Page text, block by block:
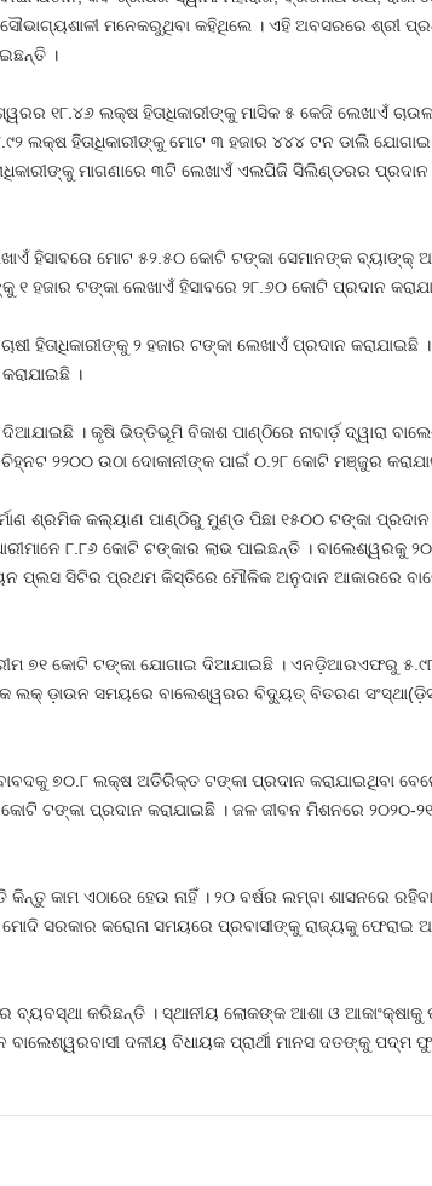
ମନେକରୁଥିବା କହିଥିଲେ । ଏହି ଅବସରରେ ଶ୍ରୀ
।
୧୮.୪୬ ଲକ୍ଷ ହିତାଧିକାରୀଙ୍କୁ ମାସିକ ୫ କେଜି ଲେଖାଏଁ
ଲକ୍ଷ ହିତାଧିକାରୀଙ୍କୁ ମୋଟ ୩ ହଜାର ୪୪୪ ଟନ ଡାଲି ଯୋଗାଇ
ମାଗଣାରେ ୩ଟି ଲେଖାଏଁ ଏଲପିଜି ସିଲିଣ୍ଡରର ପ୍ରଦାନ
ହିସାବରେ ମୋଟ ୫୨.୫୦ କୋଟି ଟଙ୍କା ସେମାନଙ୍କ ବ୍ୟାଙ୍କ୍
୧ ହଜାର ଟଙ୍କା ଲେଖାଏଁ ହିସାବରେ ୨୮.୬୦ କୋଟି ପ୍ରଦାନ
ହିତାଧିକାରୀଙ୍କୁ ୨ ହଜାର ଟଙ୍କା ଲେଖାଏଁ ପ୍ରଦାନ
।
। କୃଷି ଭିତ୍ତିଭୂମି ବିକାଶ ପାଣ୍ଠିରେ ନାବାର୍ଡ଼ ଦ୍ୱାରା
୨୨୦୦ ଉଠା ଦୋକାନୀଙ୍କ ପାଇଁ ୦.୨୮ କୋଟି ମଞ୍ଜୁର
ଶ୍ରମିକ କଲ୍ୟାଣ ପାଣ୍ଠିରୁ ମୁଣ୍ଡ ପିଛା ୧୫୦୦ ଟଙ୍କା ପ୍ରଦାନ
୮.୮୬ କୋଟି ଟଙ୍କାର ଲାଭ ପାଇଛନ୍ତି । ବାଲେଶ୍ୱରକୁ
ପ୍ଲସ ସିଟିର ପ୍ରଥମ କିସ୍ତିରେ ମୌଳିକ ଅନୁଦାନ ଆକାରରେ
୭୧ କୋଟି ଟଙ୍କା ଯୋଗାଇ ଦିଆଯାଇଛି । ଏନଡ଼ିଆରଏଫରୁ
ଡ଼ାଉନ ସମୟରେ ବାଲେଶ୍ୱରର ବିଦ୍ୟୁତ୍ ବିତରଣ
୭୦.୮ ଲକ୍ଷ ଅତିରିକ୍ତ ଟଙ୍କା ପ୍ରଦାନ କରାଯାଇଥିବା
ଟଙ୍କା ପ୍ରଦାନ କରାଯାଇଛି । ଜଳ ଜୀବନ ମିଶନରେ ୨୦୨୦-
କାମ ଏଠାରେ ହେଉ ନାହିଁ । ୨୦ ବର୍ଷର ଲମ୍ବା ଶାସନରେ
ସରକାର କରୋନା ସମୟରେ ପ୍ରବାସୀଙ୍କୁ ରାଜ୍ୟକୁ
କରିଛନ୍ତି । ସ୍ଥାନୀୟ ଲୋକଙ୍କ ଆଶା ଓ ଆକାଂକ୍ଷାକୁ
ବାଲେଶ୍ୱରବାସୀ ଦଳୀୟ ବିଧାୟକ ପ୍ରାର୍ଥୀ ମାନସ ଦତଙ୍କୁ